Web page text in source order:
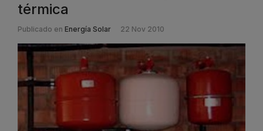
térmica
Publicado en Energía Solar 22 Nov 2010